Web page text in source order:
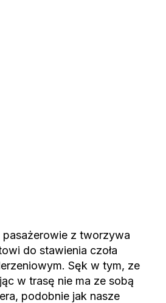
z tworzywa
do stawienia czoła
Sęk w tym, ze
w trasę nie ma ze sobą
podobnie jak nasze